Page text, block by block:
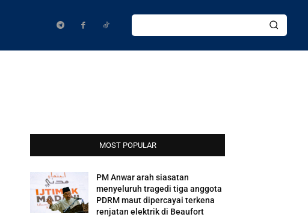
MOST POPULAR
PM Anwar arah siasatan
menyeluruh tragedi tiga anggota
PDRM maut dipercayai terkena
renjatan elektrik di Beaufort